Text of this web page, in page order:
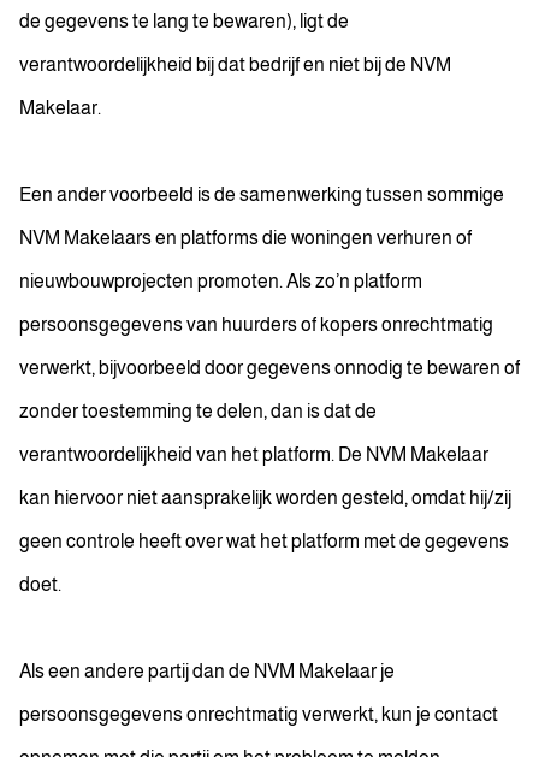
de gegevens te lang te bewaren), ligt de
verantwoordelijkheid bij dat bedrijf en niet bij de NVM
Makelaar.
Een ander voorbeeld is de samenwerking tussen sommige
NVM Makelaars en platforms die woningen verhuren of
nieuwbouwprojecten promoten. Als zo’n platform
persoonsgegevens van huurders of kopers onrechtmatig
verwerkt, bijvoorbeeld door gegevens onnodig te bewaren of
zonder toestemming te delen, dan is dat de
verantwoordelijkheid van het platform. De NVM Makelaar
kan hiervoor niet aansprakelijk worden gesteld, omdat hij/zij
geen controle heeft over wat het platform met de gegevens
doet.
Als een andere partij dan de NVM Makelaar je
persoonsgegevens onrechtmatig verwerkt, kun je contact